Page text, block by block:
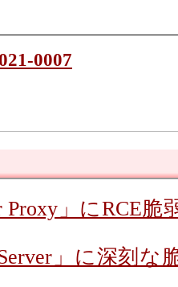
0007
Proxy」にRCE
Server」に深刻